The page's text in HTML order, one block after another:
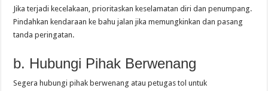
Jika terjadi kecelakaan, prioritaskan keselamatan diri dan penumpang.
Pindahkan kendaraan ke bahu jalan jika memungkinkan dan pasang
tanda peringatan.
b. Hubungi Pihak Berwenang
Segera hubungi pihak berwenang atau petugas tol untuk